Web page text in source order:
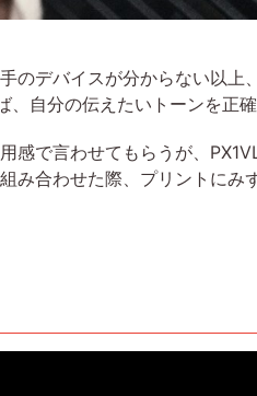
デバイスが分からない以上
自分の伝えたいトーンを正確
で言わせてもらうが、
み合わせた際、プリントにみ